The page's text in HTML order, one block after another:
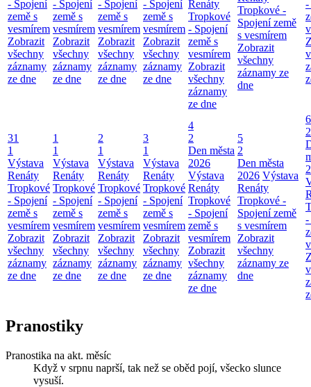
- Spojení
země s
vesmírem
Zobrazit
všechny
záznamy
ze dne
- Spojení
země s
vesmírem
Zobrazit
všechny
záznamy
ze dne
- Spojení
země s
vesmírem
Zobrazit
všechny
záznamy
ze dne
- Spojení
země s
vesmírem
Zobrazit
všechny
záznamy
ze dne
Renáty
Tropkové
- Spojení
země s
vesmírem
Zobrazit
všechny
záznamy
ze dne
Tropkové -
Spojení země
s vesmírem
Zobrazit
všechny
záznamy ze
dne
-
31
1
Výstava
Renáty
Tropkové
- Spojení
země s
vesmírem
Zobrazit
všechny
záznamy
ze dne
1
1
Výstava
Renáty
Tropkové
- Spojení
země s
vesmírem
Zobrazit
všechny
záznamy
ze dne
2
1
Výstava
Renáty
Tropkové
- Spojení
země s
vesmírem
Zobrazit
všechny
záznamy
ze dne
3
1
Výstava
Renáty
Tropkové
- Spojení
země s
vesmírem
Zobrazit
všechny
záznamy
ze dne
4
2
Den města
2026
Výstava
Renáty
Tropkové
- Spojení
země s
vesmírem
Zobrazit
všechny
záznamy
ze dne
5
2
Den města
2026 Výstava
Renáty
Tropkové -
Spojení země
s vesmírem
Zobrazit
všechny
záznamy ze
dne
6
2
-
Pranostiky
Pranostika na akt. měsíc
Když v srpnu naprší, tak než se oběd pojí, všecko slunce
vysuší.